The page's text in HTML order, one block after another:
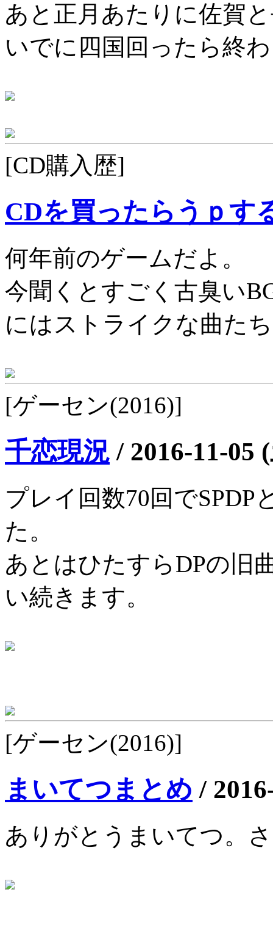
あと正月あたりに佐賀
いでに四国回ったら終
[CD購入歴]
CDを買ったらうｐす
何年前のゲームだよ。
今聞くとすごく古臭い
にはストライクな曲た
[ゲーセン(2016)]
千恋現況 / 2016-11-05
プレイ回数70回で
た。
あとはひたすらDPの旧
い続きます。
[ゲーセン(2016)]
まいてつまとめ /
ありがとうまいてつ。